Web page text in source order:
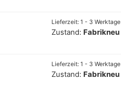
Lieferzeit: 1 - 3 Werktage
Zustand: Fabrikneu
Lieferzeit: 1 - 3 Werktage
Zustand: Fabrikneu